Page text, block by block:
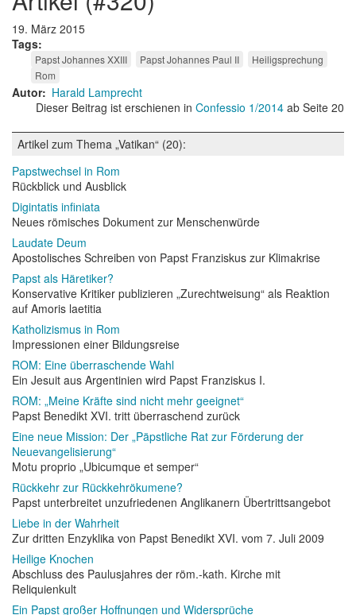
19. März 2015
Tags
Papst Johannes XXIII Papst Johannes Paul II
Heiligsprechung
Rom
Autor
Harald Lamprecht
Dieser Beitrag ist erschienen in Confessio 1/2014 ab Seite 20
Artikel zum Thema „Vatikan“ (20):
Papstwechsel in Rom
Rückblick und Ausblick
Digintatis infiniata
Neues römisches Dokument zur Menschenwürde
Laudate Deum
Apostolisches Schreiben von Papst Franziskus zur Klimakrise
Papst als Häretiker?
Konservative Kritiker publizieren „Zurechtweisung“ als Reaktion
auf Amoris laetitia
Katholizismus in Rom
Impressionen einer Bildungsreise
ROM: Eine überraschende Wahl
Ein Jesuit aus Argentinien wird Papst Franziskus I.
ROM: „Meine Kräfte sind nicht mehr geeignet“
Papst Benedikt XVI. tritt überraschend zurück
Eine neue Mission: Der „Päpstliche Rat zur Förderung der
Neuevangelisierung“
Motu proprio „Ubicumque et semper“
Rückkehr zur Rückkehrökumene?
Papst unterbreitet unzufriedenen Anglikanern Übertrittsangebot
Liebe in der Wahrheit
Zur dritten Enzyklika von Papst Benedikt XVI. vom 7. Juli 2009
Heilige Knochen
Abschluss des Paulusjahres der röm.-kath. Kirche mit
Reliquienkult
Ein Papst großer Hoffnungen und Widersprüche